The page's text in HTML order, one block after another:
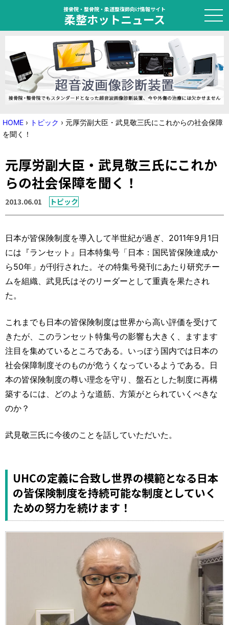
接骨院・整骨院・柔道整復師向け情報サイト
柔整ホットニュース
HOME
トピック
ニュース
特集
国家試験対策
学会・セミナー情報
運営元 お問い合わせ
HOME › トピック › 元厚労副大臣・武見敬三氏にこれからの社会保障
を聞く！
元厚労副大臣・武見敬三氏にこれか
らの社会保障を聞く！
2013.06.01 トピック
日本が皆保険制度を導入して半世紀が過ぎ、2011年9月1日
には『ランセット』日本特集号「日本：国民皆保険達成か
ら50年」が刊行された。その特集号発刊にあたり研究チー
ムを組織、武見氏はそのリーダーとして重責を果たされ
た。
これまでも日本の皆保険制度は世界から高い評価を受けて
きたが、このランセット特集号の影響も大きく、ますます
注目を集めているところである。いっぽう国内では日本の
社会保障制度そのものが危うくなっているようである。日
本の皆保険制度の尊い理念を守り、盤石とした制度に再構
築するには、どのような道筋、方策がとられていくべきな
のか？
武見敬三氏に今後のことを話していただいた。
UHCの定義に合致し世界の模範となる日本
の皆保険制度を持続可能な制度としていく
ための努力を続けます！